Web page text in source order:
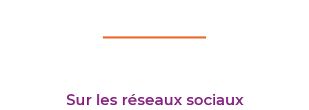
Sur les réseaux sociaux